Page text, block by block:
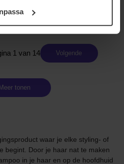
45 €
1 van 14 Volgende
Meer tonen
waar je elke styling- of
begint. Door je haar nat te maken
in je haar en op de hoofdhuid